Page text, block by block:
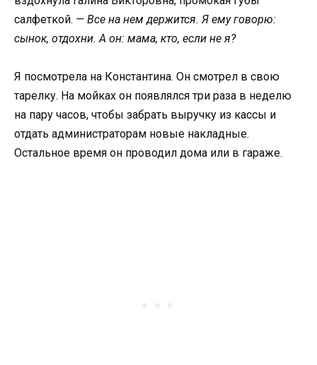
салфеткой. — Все на нем держится. Я ему говорю:
сынок, отдохни. А он: мама, кто, если не я?
Я посмотрела на Константина. Он смотрел в свою
тарелку. На мойках он появлялся три раза в неделю
на пару часов, чтобы забрать выручку из кассы и
отдать администраторам новые накладные.
Остальное время он проводил дома или в гараже.